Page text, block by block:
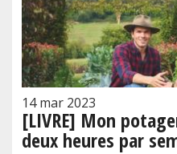
14 mar 2023
[LIVRE] Mon
deux heures par